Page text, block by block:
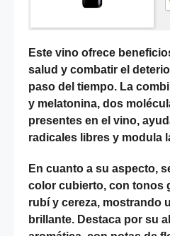
Este vino ofrece
salud y combatir el
paso del tiempo. La
y melatonina, dos
presentes en el vino,
radicales libres y modula
En cuanto a su aspecto,
color cubierto, con tonos
rubí y cereza, mostrando
brillante. Destaca por su